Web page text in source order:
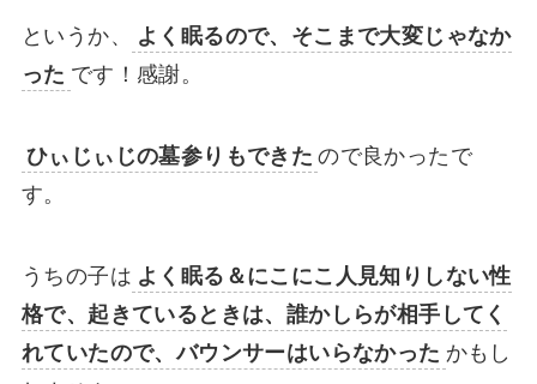
というか、
よく眠るので、そこまで大変じゃなか
った です！感謝。
ひぃじぃじの墓参りもできた ので良かったで
す。
うちの子は よく眠る＆にこにこ人見知りしない性
格で、起きているときは、誰かしらが相手してく
れていたので、バウンサーはいらなかった かもし